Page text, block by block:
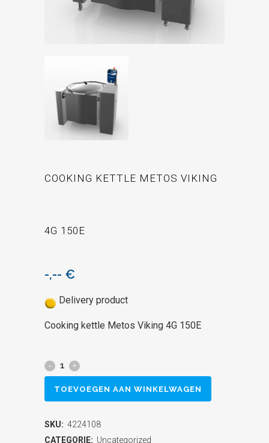
COOKING KETTLE METOS VIKING
4G 150E
-,-- €
Delivery product
Cooking kettle Metos Viking 4G 150E
Cooking
kettle
Viking
TOEVOEGEN AAN WINKELWAGEN
SKU: 4224108
CATEGORIE: Uncategorized